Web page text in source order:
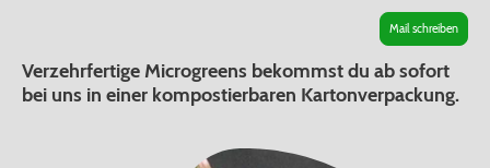
Mail schreiben
Verzehrfertige Microgreens bekommst du ab sofort
bei uns in einer kompostierbaren Kartonverpackung.